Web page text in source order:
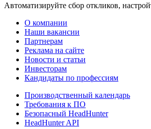
Автоматизируйте сбор откликов,
О компании
Наши вакансии
Партнерам
Реклама на сайте
Новости и статьи
Инвесторам
Кандидаты по профессиям
Производственный календарь
Требования к ПО
Безопасный HeadHunter
HeadHunter API